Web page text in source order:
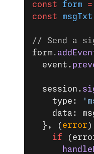
const form =
const msgTxt
// Send a
form.
  event.
  session.
    type:
data:
  }, (
error )
    if